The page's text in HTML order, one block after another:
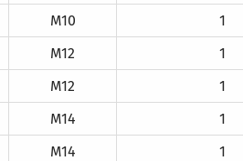
M10
1
M12
1
M12
1
M14
1
M14
1